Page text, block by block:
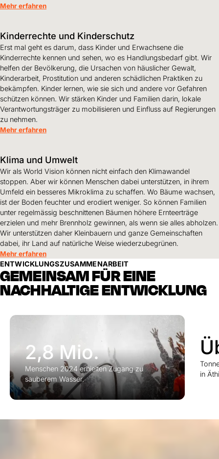
Mehr erfahren
Kinderrechte und Kinderschutz
Erst mal geht es darum, dass Kinder und Erwachsene die
Kinderrechte kennen und sehen, wo es Handlungsbedarf gibt. Wir
helfen der Bevölkerung, die Ursachen von häuslicher Gewalt,
Kinderarbeit, Prostitution und anderen schädlichen Praktiken zu
bekämpfen. Kinder lernen, wie sie sich und andere vor Gefahren
schützen können. Wir stärken Kinder und Familien darin, lokale
Verantwortungsträger zu mobilisieren und Einfluss auf Regierungen
zu nehmen.
Mehr erfahren
Klima und Umwelt
Wir als World Vision können nicht einfach den Klimawandel
stoppen. Aber wir können Menschen dabei unterstützen, in ihrem
Umfeld ein besseres Mikroklima zu schaffen. Wo Bäume wachsen,
ist der Boden feuchter und erodiert weniger. So können Familien
unter regelmässig beschnittenen Bäumen höhere Ernteerträge
erzielen und mehr Brennholz gewinnen, als wenn sie alles abholzen.
Wir unterstützen daher Kleinbauern und ganze Gemeinschaften
dabei, ihr Land auf natürliche Weise wiederzubegrünen.
Mehr erfahren
ENTWICKLUNGSZUSAMMENARBEIT
GEMEINSAM FÜR EINE
NACHHALTIGE ENTWICKLUNG
2,8 Mio.
Menschen 2024 erhielten Zugang zu
sauberem Wasser.
in